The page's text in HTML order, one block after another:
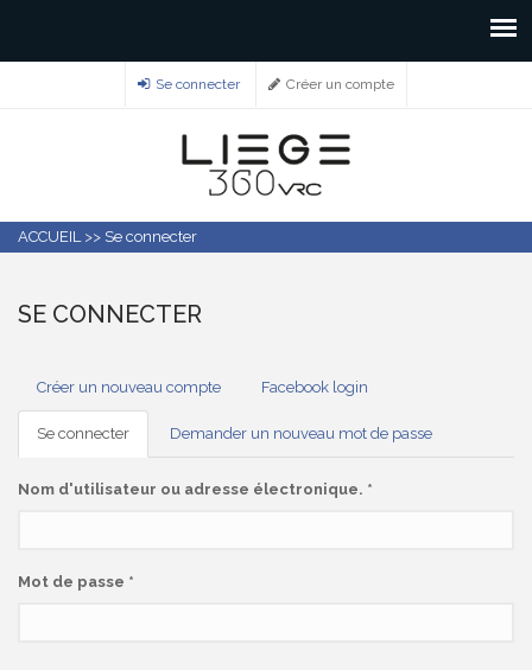
Se connecter Créer un compte
ACCUEIL>> Se connecter
SE CONNECTER
ONGLETS
PRINCIPAUX
Créer un nouveau compte Facebook login
Se connecter (ongletDemander un nouveau mot de passe
Nom d'utilisateur ou adresse électronique. *
Mot de passe *